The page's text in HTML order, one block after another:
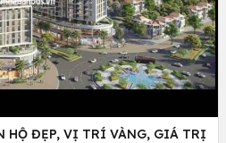
HỘ ĐẸP, VỊ TRÍ VÀNG, GIÁ TRỊ